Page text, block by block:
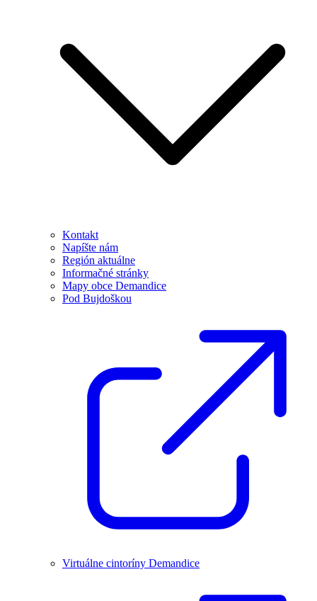
Kontakt
Napíšte nám
Región aktuálne
Informačné stránky
Mapy obce Demandice
Pod Bujdoškou
Virtuálne cintoríny Demandice